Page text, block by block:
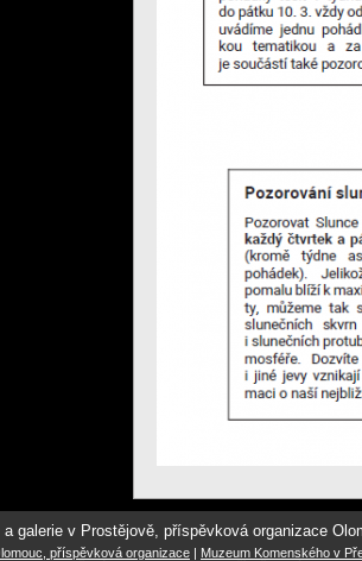
galerie v Prostějově, příspěvková organizace
příspěvková organizace | Muzeum Komenského v